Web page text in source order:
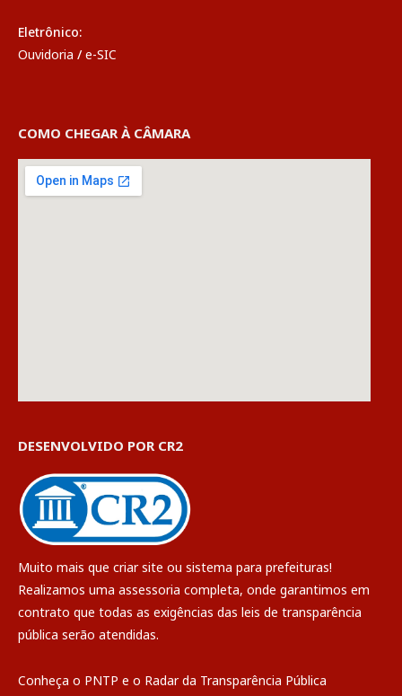
Eletrônico:
Ouvidoria / e-SIC
COMO CHEGAR À CÂMARA
DESENVOLVIDO POR CR2
Muito mais que criar site ou sistema para prefeituras!
Realizamos uma assessoria completa, onde garantimos em
contrato que todas as exigências das leis de transparência
pública serão atendidas.
Conheça o PNTP e o Radar da Transparência Pública